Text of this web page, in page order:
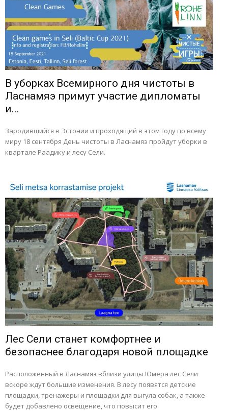
В уборках Всемирного дня чистоты в
Ласнамяэ примут участие дипломаты
и...
Зародившийся в Эстонии и проходящий в этом году по всему
миру 18 сентября День чистоты в Ласнамяэ пройдут уборки в
квартале Раадику и лесу Сели.
Лес Сели станет комфортнее и
безопаснее благодаря новой площадке
Расположенный в Ласнамяэ вблизи улицы Юмера лес Сели
вскоре ждут большие изменения. В лесу появятся детские
площадки, тренажеры и площадки для выгула собак, а также
будет добавлено освещение, что повысит его